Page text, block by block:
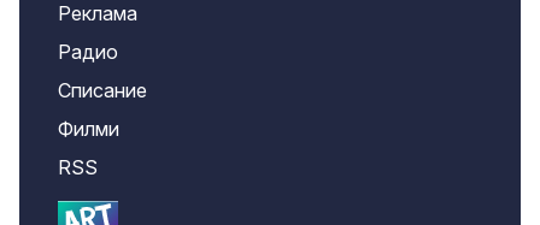
Реклама
Радио
Списание
Филми
RSS